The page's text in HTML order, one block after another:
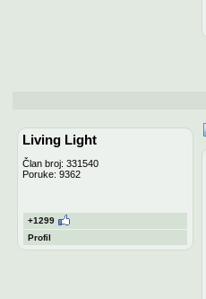
Living Light
Član broj: 331540
Poruke: 9362
+1299
Profil